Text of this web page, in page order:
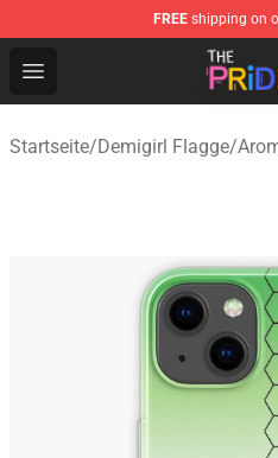
FREE shipping on
Open menu
The Pride Shop - Official
Startseite/Demigirl Flagge/